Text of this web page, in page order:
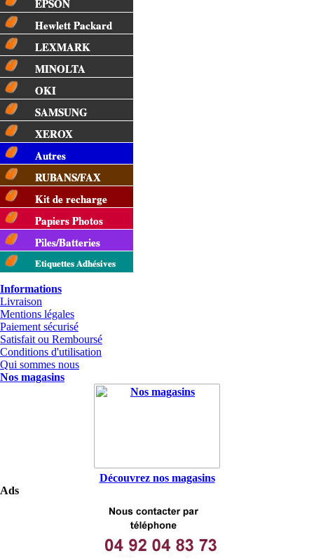
EPSON
Hewlett Packard
LEXMARK
MINOLTA
OKI
SAMSUNG
XEROX
Autres
RUBANS/FAX
Kit de recharge
Papiers Photos
Piles/Batteries
Etiquettes Adhésives
Informations
Livraison
Mentions légales
Paiement sécurisé
Satisfait ou Remboursé
Conditions d'utilisation
Qui sommes nous
Nos magasins
Découvrez nos magasins
Ads